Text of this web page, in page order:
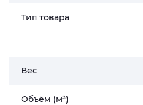
Тип товара
Вес
Объём (м³)